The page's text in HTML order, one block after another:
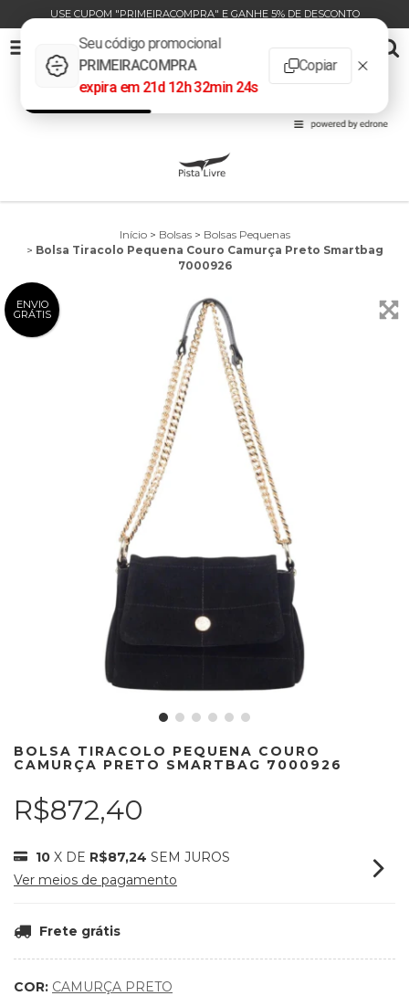
USE CUPOM "PRIMEIRACOMPRA" E GANHE 5% DE DESCONTO
BOLSA TIRACOLO PEQUENA COURO CAMURÇA PRETO SMARTBAG 7000926
INÍCIO
Início > Bolsas > Bolsas Pequenas
> Bolsa Tiracolo Pequena Couro Camurça Preto Smartbag
7000926
ENVIO
GRÁTIS
BOLSA TIRACOLO PEQUENA COURO
CAMURÇA PRETO SMARTBAG 7000926
R$872,40
10 X DE R$87,24 SEM JUROS
Ver meios de pagamento
Frete grátis
COR: CAMURÇA PRETO